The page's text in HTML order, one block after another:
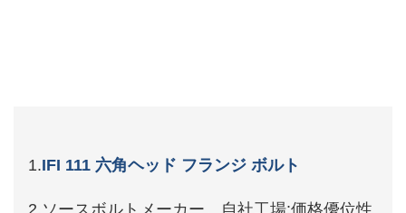
1.IFI 111 六角ヘッド フランジ ボルト